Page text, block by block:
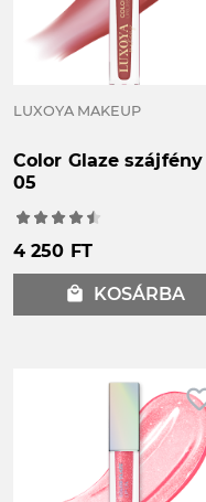
LUXOYA MAKEUP
Color Glaze szájfény
05
4 250 FT
local_mall KOSÁRBA